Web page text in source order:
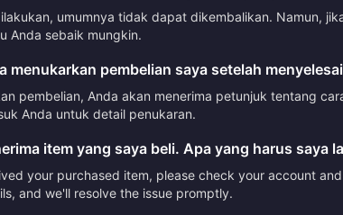
umumnya tidak dapat dikembalikan. Namun,
Anda sebaik mungkin.
menukarkan pembelian saya setelah
pembelian, Anda akan menerima petunjuk tentang
Anda untuk detail penukaran.
item yang saya beli. Apa yang harus saya
your purchased item, please check your account
and we'll resolve the issue promptly.